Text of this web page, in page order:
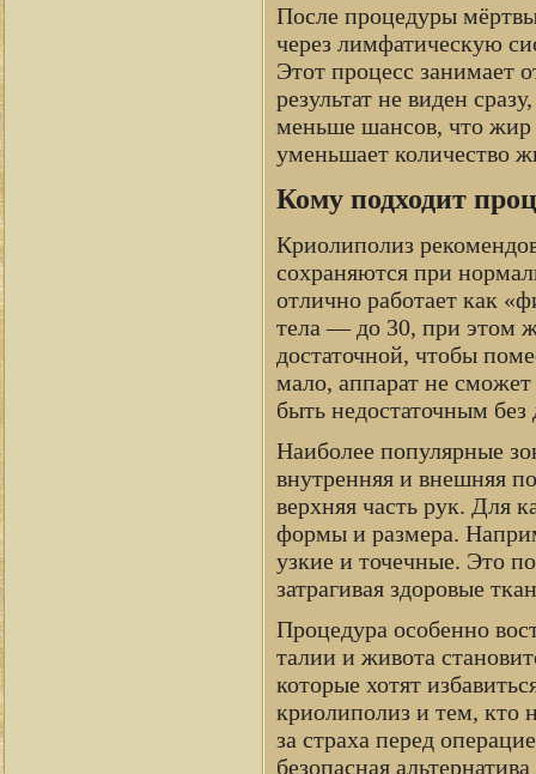
После процедуры
через лимфатическую
Этот процесс занимает
результат не виден
меньше шансов, что жир
уменьшает количество
Кому подходит
Криолиполиз
сохраняются при
отлично работает как
тела — до 30, при этом
достаточной, чтобы
мало, аппарат не
быть недостаточным
Наиболее популярные
внутренняя и внешняя
верхняя часть рук. Для
формы и размера.
узкие и точечные. Это
затрагивая здоровые
Процедура особенно
талии и живота
которые хотят
криолиполиз и тем, кто
за страха перед
безопасная